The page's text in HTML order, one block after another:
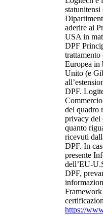
aderire ai
USA in
DPF
Europea in
Unito (e
DPF.
del quadro
privacy dei
quanto
ricevuti
DPF. In
presente
dell’EU-
DPF,
https://